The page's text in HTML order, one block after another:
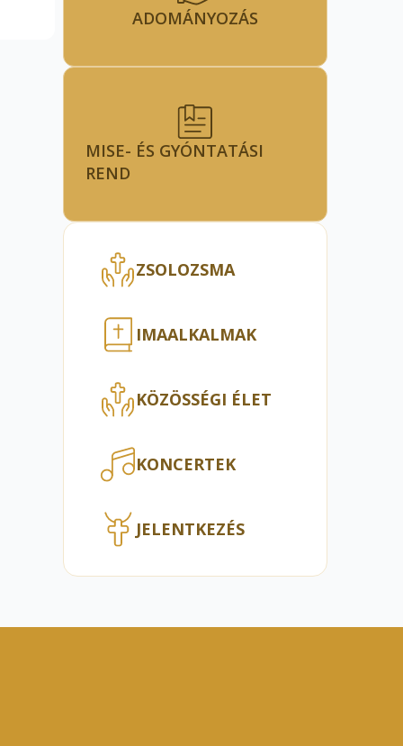
ADOMÁNYOZÁS
MISE- ÉS GYÓNTATÁSI
REND
ZSOLOZSMA
IMAALKALMAK
KÖZÖSSÉGI ÉLET
KONCERTEK
JELENTKEZÉS